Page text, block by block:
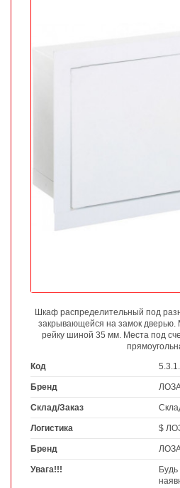
Шкаф распределительный под
закрывающейся на замок дверью.
рейку шиной 35 мм. Места под
Код
Бренд
Склад/Заказ
Логистика $
Бренд
Увага!!!
Будь